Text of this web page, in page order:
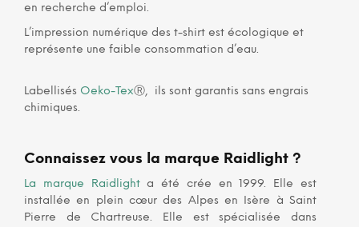
en recherche d’emploi.
L’impression numérique des t-shirt est écologique et
représente une faible consommation d’eau.
Labellisés Oeko-TexⓇ, ils sont garantis sans engrais
chimiques.
Connaissez vous la marque Raidlight ?
La marque Raidlighta été crée en 1999. Elle est
installée en plein cœur des Alpes en Isère à Saint
Pierre de Chartreuse. Elle est spécialisée dans